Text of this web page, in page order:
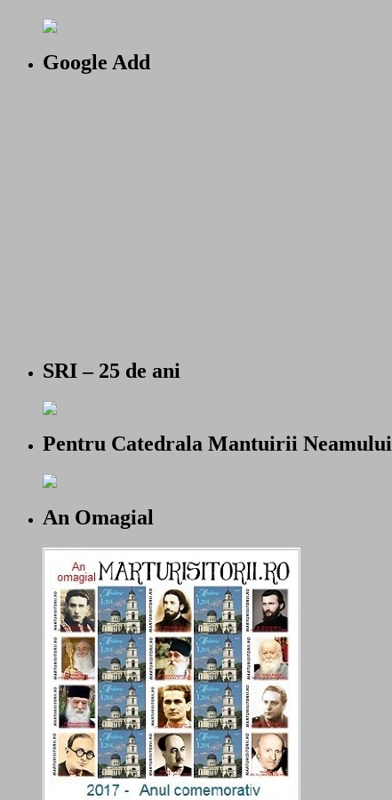
Google Add
SRI – 25 de ani
Pentru Catedrala Mantuirii Neamului
An Omagial